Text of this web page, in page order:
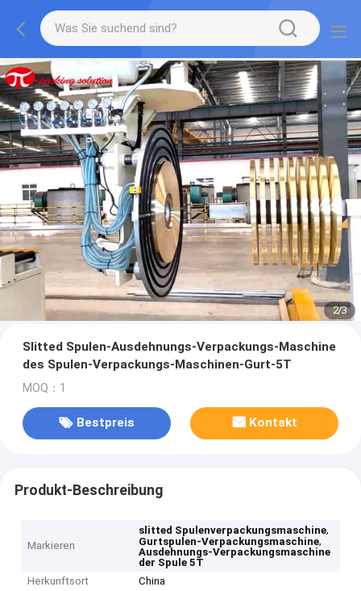
2/3
Slitted Spulen-Ausdehnungs-Verpackungs-Maschine
des Spulen-Verpackungs-Maschinen-Gurt-5T
MOQ：1
Bestpreis Kontakt
Produkt-Beschreibung
Markieren
slitted Spulenverpackungsmaschine,
Gurtspulen-Verpackungsmaschine,
Ausdehnungs-Verpackungsmaschine
der Spule 5T
Herkunftsort
China